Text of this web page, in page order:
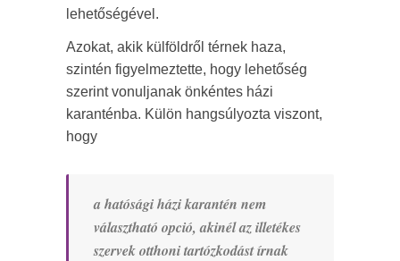
lehetőségével.
Azokat, akik külföldről térnek haza,
szintén figyelmeztette, hogy lehetőség
szerint vonuljanak önkéntes házi
karanténba. Külön hangsúlyozta viszont,
hogy
a hatósági házi karantén nem
választható opció, akinél az illetékes
szervek otthoni tartózkodást írnak